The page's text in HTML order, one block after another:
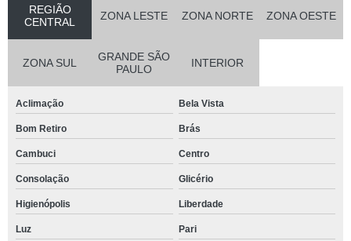
REGIÃO
CENTRAL
ZONA LESTE ZONA NORTE ZONA OESTE
ZONA SUL
GRANDE SÃO
PAULO
INTERIOR
Aclimação Bela Vista
Bom Retiro Brás
Cambuci Centro
Consolação Glicério
Higienópolis Liberdade
Luz Pari